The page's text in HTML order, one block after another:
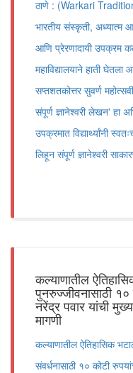
ठाणे : (Warkari Tradition)
भारतीय संस्कृती, अध्यात्म
आणि प्रेरणादायी उपक्रम
महाविद्यालयाने हाती घेतला
सप्तशतकोत्तर सुवर्ण
संपूर्ण ज्ञानेश्वरी लेखन' हा
उपक्रमात विद्यार्थ्यांनी
लिहून संपूर्ण ज्ञानेश्वरी
कल्याणातील
पुनरुज्जीवनासाठी १०
नरेंद्र पवार यांची
मागणी
कल्याणातील ऐतिहासिक
संवर्धनासाठी १० कोटी